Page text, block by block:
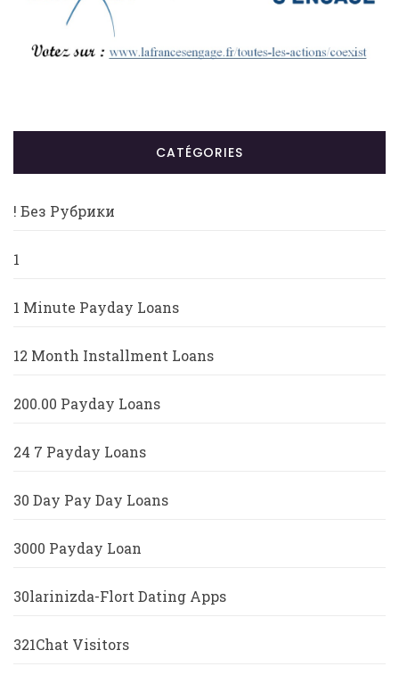
CATÉGORIES
! Без Рубрики
1
1 Minute Payday Loans
12 Month Installment Loans
200.00 Payday Loans
24 7 Payday Loans
30 Day Pay Day Loans
3000 Payday Loan
30larinizda-Flort Dating Apps
321Chat Visitors